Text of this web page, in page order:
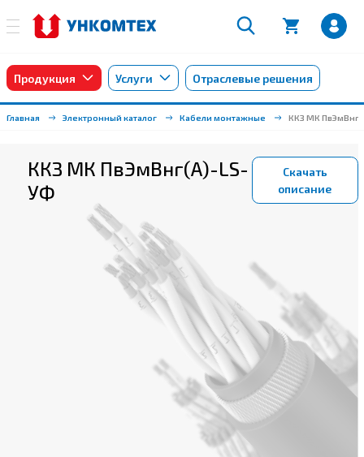
Продукция Услуги Отраслевые решения
Главная Электронный каталог Кабели монтажные ККЗ МК
ККЗ МК ПвЭмВнг(А)-LS-
УФ
Скачать
описание